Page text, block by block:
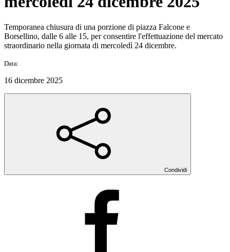
Temporanea chiusura di una porzione di piazza Falcone e
Borsellino, dalle 6 alle 15, per consentire l'effettuazione del mercato
straordinario nella giornata di mercoledì 24 dicembre.
Data:
16 dicembre 2025
Condividi